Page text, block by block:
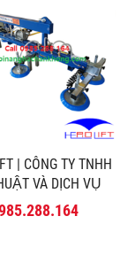
| CÔNG TY TNHH
VÀ DỊCH VỤ
MINH PHÚ